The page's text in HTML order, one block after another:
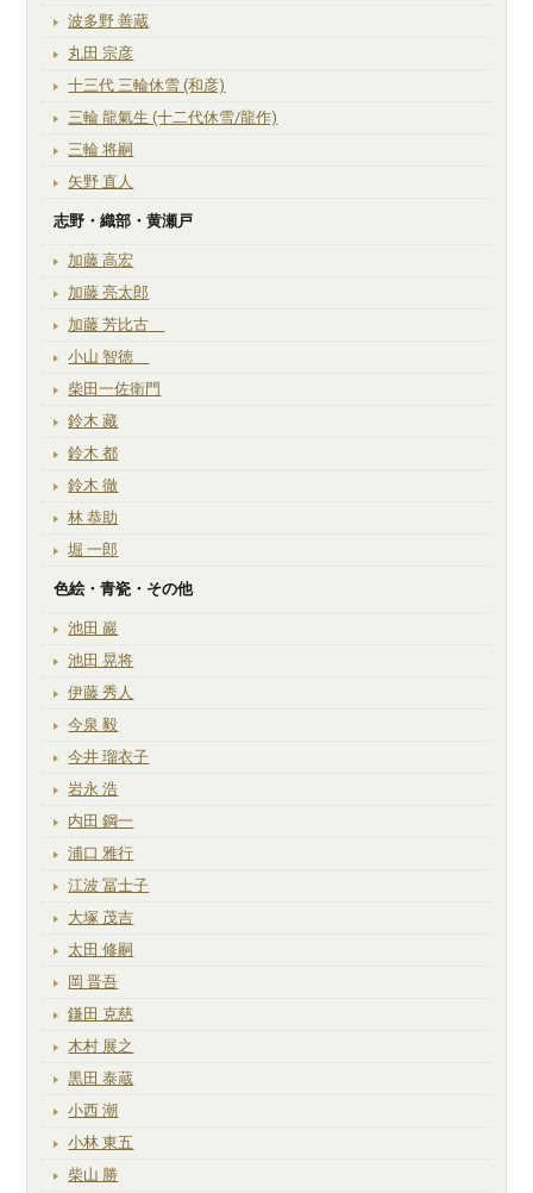
波多野 善蔵
丸田 宗彦
十三代 三輪休雪 (和彦)
三輪 龍氣生 (十二代休雪/龍作)
三輪 将嗣
矢野 直人
志野・織部・黄瀬戸
加藤 高宏
加藤 亮太郎
加藤 芳比古
小山 智徳
柴田一佐衛門
鈴木 藏
鈴木 都
鈴木 徹
林 恭助
堀 一郎
色絵・青瓷・その他
池田 巖
池田 晃将
伊藤 秀人
今泉 毅
今井 瑠衣子
岩永 浩
内田 鋼一
浦口 雅行
江波 冨士子
大塚 茂吉
太田 修嗣
岡 晋吾
鎌田 克慈
木村 展之
黒田 泰蔵
小西 潮
小林 東五
柴山 勝